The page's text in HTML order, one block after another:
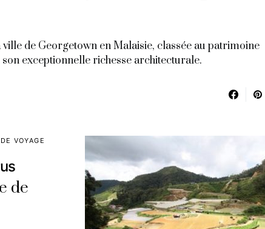
de Georgetown en Malaisie, classée au patrimoine
exceptionnelle richesse architecturale.
VOYAGE
de